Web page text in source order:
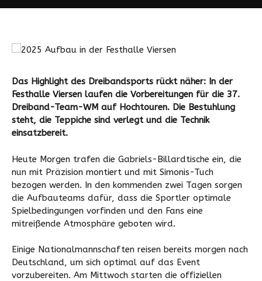
Das Highlight des Dreibandsports rückt näher: In der
Festhalle Viersen laufen die Vorbereitungen für die 37.
Dreiband-Team-WM auf Hochtouren. Die Bestuhlung
steht, die Teppiche sind verlegt und die Technik
einsatzbereit.
Heute Morgen trafen die Gabriels-Billardtische ein, die
nun mit Präzision montiert und mit Simonis-Tuch
bezogen werden. In den kommenden zwei Tagen sorgen
die Aufbauteams dafür, dass die Sportler optimale
Spielbedingungen vorfinden und den Fans eine
mitreißende Atmosphäre geboten wird.
Einige Nationalmannschaften reisen bereits morgen nach
Deutschland, um sich optimal auf das Event
vorzubereiten. Am Mittwoch starten die offiziellen